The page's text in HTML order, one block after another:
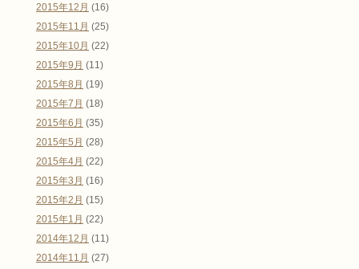
2015年12月 (16)
2015年11月 (25)
2015年10月 (22)
2015年9月 (11)
2015年8月 (19)
2015年7月 (18)
2015年6月 (35)
2015年5月 (28)
2015年4月 (22)
2015年3月 (16)
2015年2月 (15)
2015年1月 (22)
2014年12月 (11)
2014年11月 (27)